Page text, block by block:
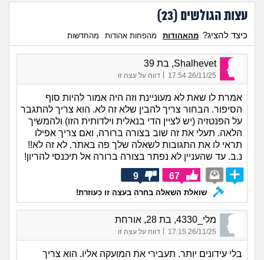
עצות הגולשים (23
)
כיצד להציג? מהאהודות מהפחות אהודות מהחדשות
Shalhevet, בת 39
26/11/25 17:54
| דווח על עצה זו
אמרת לו שאת לא מעוניינת וזה היה אמור להיות סוף
הסיפור. הבחור צריך להבין שלא זה לא. הוא צריך להתגבר
על הפנטזיה (יש לציין הדי בנאלית וילדותית הזו) ולהמשיך
הלאה. תעלי את זה שוב בצורה ברורה, ואם צריך אפילו
תראי לו את התגובות לשאלה שלך פה באתר. לא זה לא!!
נ.ב. עד שהעניין לא נפתר בצורה ברורה אל תיכנסי להריון!
67
9
שואלת השאלה בחרה בעצה זו כעוזרת!
מלי_4330, בת 28, אורחת
26/11/25 17:15 דווח על עצה זו
בלי עידונים יותר. תעבירי את המועקה אליו. הוא צריך